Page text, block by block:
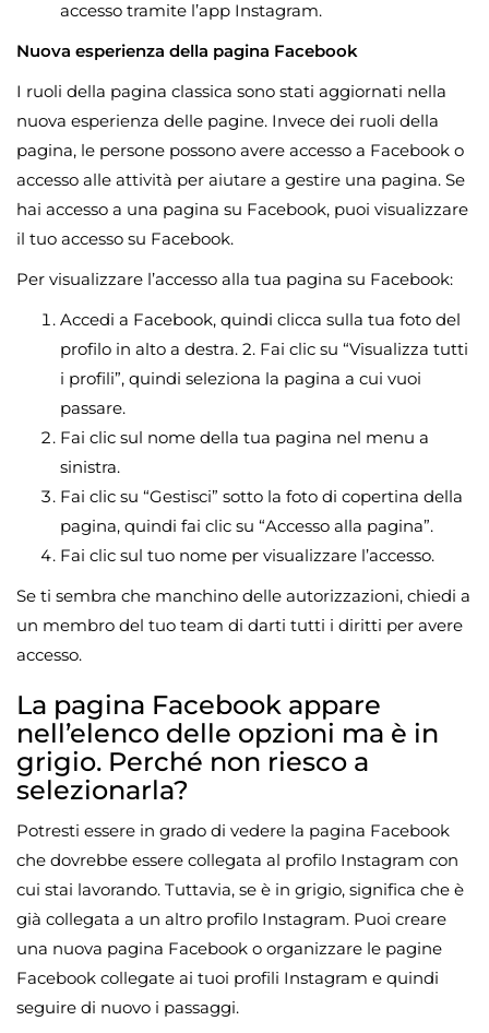
accesso tramite l’app Instagram.
Nuova esperienza della pagina Facebook
I ruoli della pagina classica sono stati aggiornati nella
nuova esperienza delle pagine. Invece dei ruoli della
pagina, le persone possono avere accesso a Facebook o
accesso alle attività per aiutare a gestire una pagina. Se
hai accesso a una pagina su Facebook, puoi visualizzare
il tuo accesso su Facebook.
Per visualizzare l’accesso alla tua pagina su Facebook:
Accedi a Facebook, quindi clicca sulla tua foto del
profilo in alto a destra. 2. Fai clic su “Visualizza tutti
i profili”, quindi seleziona la pagina a cui vuoi
passare.
Fai clic sul nome della tua pagina nel menu a
sinistra.
Fai clic su “Gestisci” sotto la foto di copertina della
pagina, quindi fai clic su “Accesso alla pagina”.
Fai clic sul tuo nome per visualizzare l’accesso.
Se ti sembra che manchino delle autorizzazioni, chiedi a
un membro del tuo team di darti tutti i diritti per avere
accesso.
La pagina Facebook appare
nell’elenco delle opzioni ma è in
grigio. Perché non riesco a
selezionarla?
Potresti essere in grado di vedere la pagina Facebook
che dovrebbe essere collegata al profilo Instagram con
cui stai lavorando. Tuttavia, se è in grigio, significa che è
già collegata a un altro profilo Instagram. Puoi creare
una nuova pagina Facebook o organizzare le pagine
Facebook collegate ai tuoi profili Instagram e quindi
seguire di nuovo i passaggi.